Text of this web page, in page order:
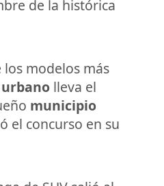
de la histórica
los modelos más
urbano lleva el
municipio
el concurso en su